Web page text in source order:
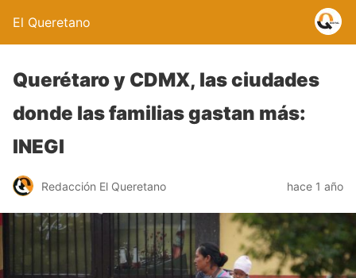
El Queretano
Querétaro y CDMX, las ciudades
donde las familias gastan más:
INEGI
Redacción El Queretano hace 1 año